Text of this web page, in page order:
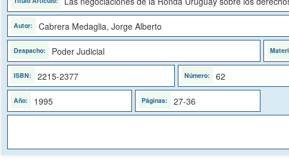
Cabrera Medaglia, Jorge Alberto
Poder Judicial
2215-2377 62
1995 27-36